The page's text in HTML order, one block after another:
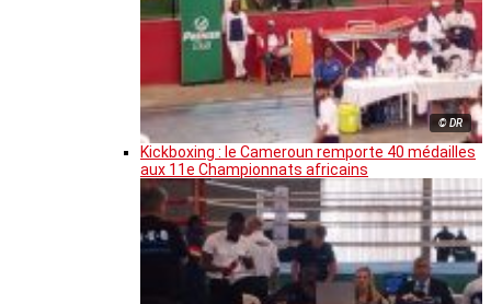
© DR
Kickboxing : le Cameroun remporte 40 médailles
aux 11e Championnats africains